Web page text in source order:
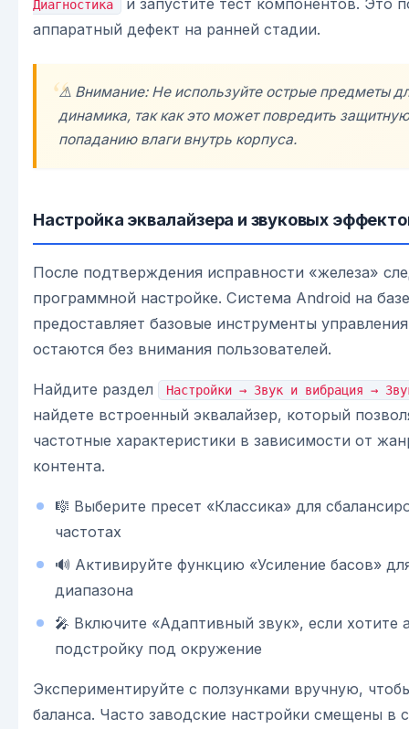
Диагностика
аппаратный дефект на ранней стадии.
⚠️ Внимание: Не используйте острые предметы
динамика, так как это может повредить
попаданию влаги внутрь корпуса.
Настройка эквалайзера и звуковых
После подтверждения исправности «железа»
программной настройке. Система Android на
предоставляет базовые инструменты
остаются без внимания пользователей.
Найдите раздел Настройки → Звук и вибрация →
найдете встроенный эквалайзер, который
частотные характеристики в зависимости от
контента.
🎼 Выберите пресет «Классика» для
частотах
🔊 Активируйте функцию «Усиление басов»
диапазона
🎤 Включите «Адаптивный звук», если хотите
подстройку под окружение
Экспериментируйте с ползунками вручную,
баланса. Часто заводские настройки смещены в